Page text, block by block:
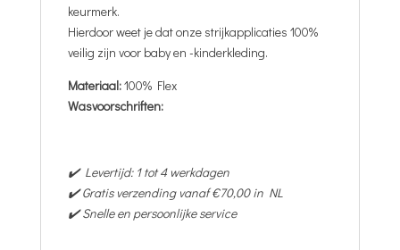
keurmerk.
Hierdoor weet je dat onze strijkapplicaties 100%
veilig zijn voor baby en -kinderkleding.
Materiaal:100% Flex
Wasvoorschriften:
✔️ Levertijd: 1 tot 4 werkdagen
✔️ Gratis verzending vanaf €70,00 in NL
✔️ Snelle en persoonlijke service